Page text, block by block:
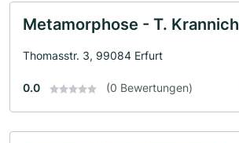
Metamorphose - T. Krannich
Thomasstr. 3, 99084 Erfurt
0.0 (0 Bewertungen)